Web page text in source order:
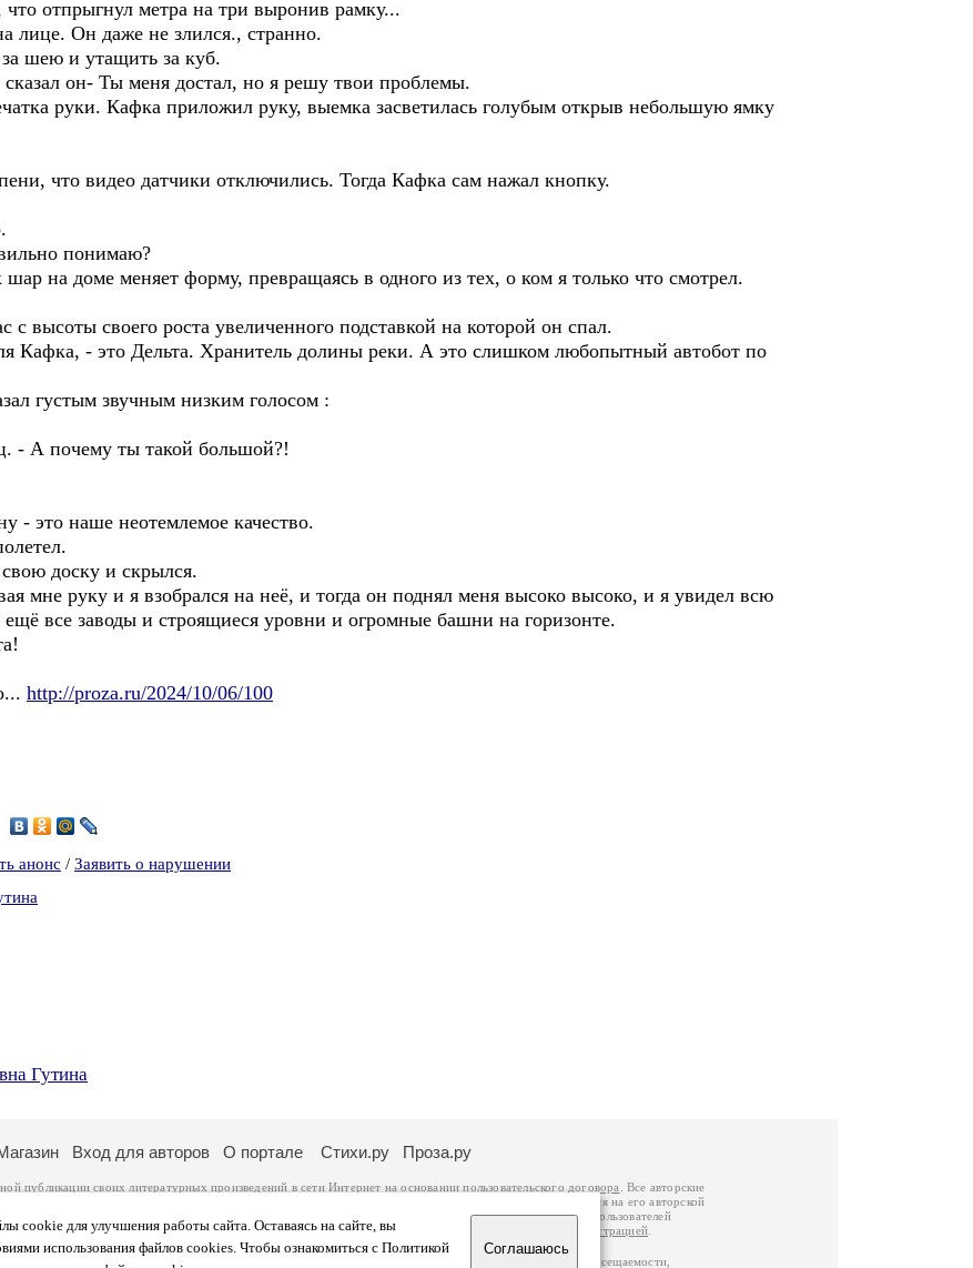
что отпрыгнул метра на три выронив рамку...
лице. Он даже не злился., странно.
шею и утащить за куб.
он- Ты меня достал, но я решу твои проблемы.
руки. Кафка приложил руку, выемка засветилась голубым открыв небольшую ямку
что видео датчики отключились. Тогда Кафка сам нажал кнопку.
понимаю?
шар на доме меняет форму, превращаясь в одного из тех, о ком я только что смотрел.
с высоты своего роста увеличенного подставкой на которой он спал.
Кафка, - это Дельта. Хранитель долины реки. А это слишком любопытный автобот по
густым звучным низким голосом :
- А почему ты такой большой?!
- это наше неотемлемое качество.
доску и скрылся.
мне руку и я взобрался на неё, и тогда он поднял меня высоко высоко, и я увидел всю
ещё все заводы и строящиеся уровни и огромные башни на горизонте.
http://proza.ru/2024/10/06/100
анонс / Заявить о нарушении
Гутина
cookie для улучшения работы сайта. Оставаясь на сайте, вы
использования файлов cookies. Чтобы ознакомиться с Политикой
Соглашаюсь
Вход для авторов О портале Стихи.ру Проза.ру
публикации своих литературных произведений в сети Интернет на основаниипользовательского договора
. Все авторские
. Перепечатка произведений возможна только с согласия его автора, к которому вы можете обратиться на его авторской
самостоятельно на основании
законодательства Российской Федерации. Данные пользователей
данных. Вы также можете посмотреть более подробнуюинформацию о портале связаться с администрацией
которые в общей сумме просматривают более полумиллиона страниц по данным счетчика посещаемости,